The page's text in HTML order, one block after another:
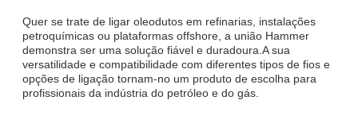
Quer se trate de ligar oleodutos em refinarias, instalações
petroquímicas ou plataformas offshore, a união Hammer
demonstra ser uma solução fiável e duradoura.A sua
versatilidade e compatibilidade com diferentes tipos de fios e
opções de ligação tornam-no um produto de escolha para
profissionais da indústria do petróleo e do gás.